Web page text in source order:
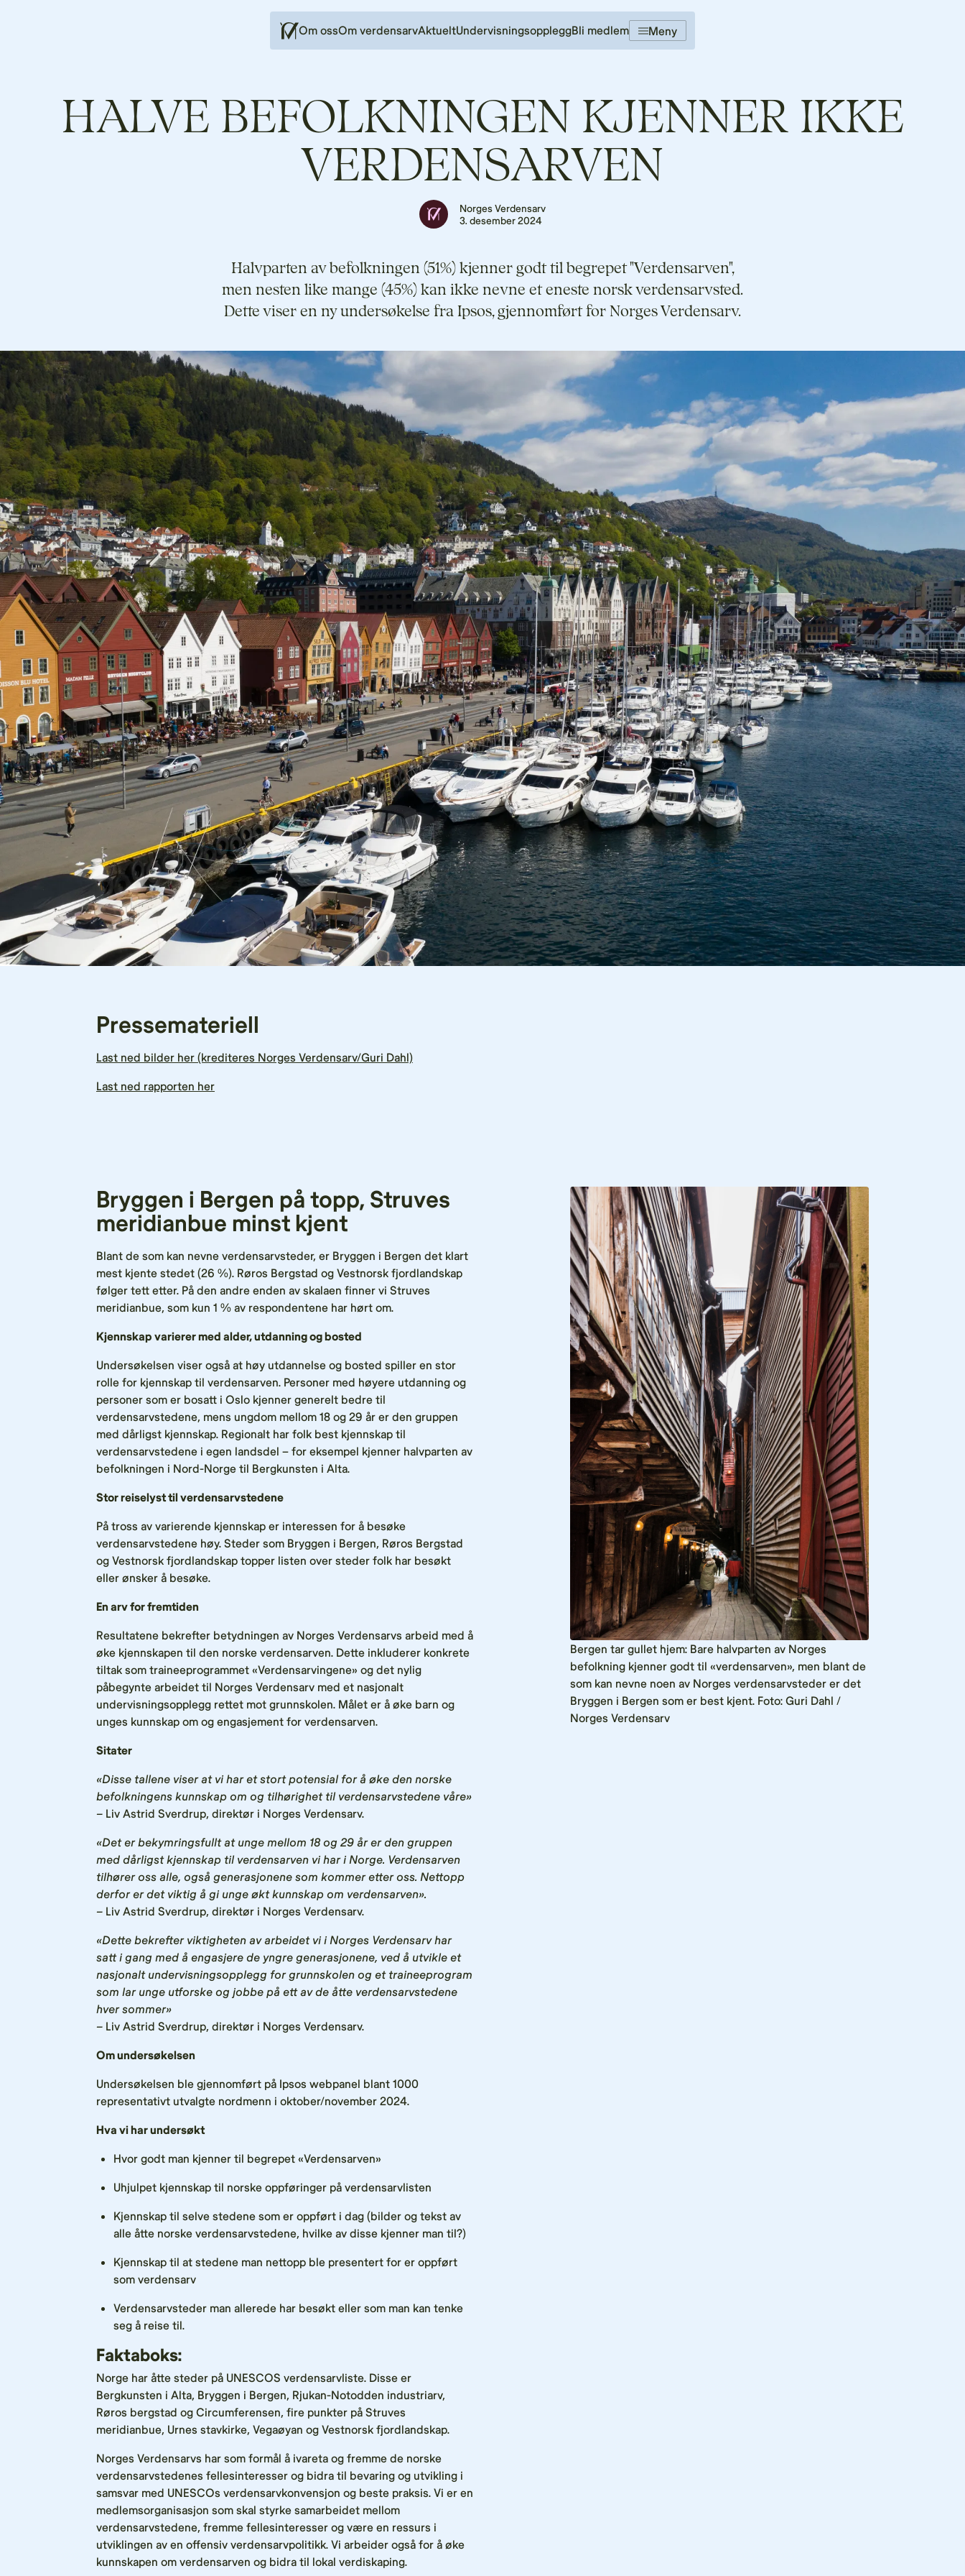
Om ossOm verdensarvAktueltUndervisningsoppleggBli medlem Meny
HALVE BEFOLKNINGEN KJENNER IKKE
VERDENSARVEN
Norges Verdensarv
3. desember 2024
Halvparten av befolkningen (51%) kjenner godt til begrepet "Verdensarven",
men nesten like mange (45%) kan ikke nevne et eneste norsk verdensarvsted.
Dette viser en ny undersøkelse fra Ipsos, gjennomført for Norges Verdensarv.
Pressemateriell
Last ned bilder her (krediteres Norges Verdensarv/Guri Dahl)
Last ned rapporten her
Bryggen i Bergen på topp, Struves
meridianbue minst kjent
Blant de som kan nevne verdensarvsteder, er Bryggen i Bergen det klart
mest kjente stedet (26 %). Røros Bergstad og Vestnorsk fjordlandskap
følger tett etter. På den andre enden av skalaen finner vi Struves
meridianbue, som kun 1 % av respondentene har hørt om.
Kjennskap varierer med alder, utdanning og bosted
Undersøkelsen viser også at høy utdannelse og bosted spiller en stor
rolle for kjennskap til verdensarven. Personer med høyere utdanning og
personer som er bosatt i Oslo kjenner generelt bedre til
verdensarvstedene, mens ungdom mellom 18 og 29 år er den gruppen
med dårligst kjennskap. Regionalt har folk best kjennskap til
verdensarvstedene i egen landsdel – for eksempel kjenner halvparten av
befolkningen i Nord-Norge til Bergkunsten i Alta.
Stor reiselyst til verdensarvstedene
På tross av varierende kjennskap er interessen for å besøke
verdensarvstedene høy. Steder som Bryggen i Bergen, Røros Bergstad
og Vestnorsk fjordlandskap topper listen over steder folk har besøkt
eller ønsker å besøke.
En arv for fremtiden
Resultatene bekrefter betydningen av Norges Verdensarvs arbeid med å
øke kjennskapen til den norske verdensarven. Dette inkluderer konkrete
tiltak som traineeprogrammet «Verdensarvingene» og det nylig
påbegynte arbeidet til Norges Verdensarv med et nasjonalt
undervisningsopplegg rettet mot grunnskolen. Målet er å øke barn og
unges kunnskap om og engasjement for verdensarven.
Sitater
«Disse tallene viser at vi har et stort potensial for å øke den norske
befolkningens kunnskap om og tilhørighet til verdensarvstedene våre»
– Liv Astrid Sverdrup, direktør i Norges Verdensarv.
«Det er bekymringsfullt at unge mellom 18 og 29 år er den gruppen
med dårligst kjennskap til verdensarven vi har i Norge. Verdensarven
tilhører oss alle, også generasjonene som kommer etter oss. Nettopp
derfor er det viktig å gi unge økt kunnskap om verdensarven».
– Liv Astrid Sverdrup, direktør i Norges Verdensarv.
«Dette bekrefter viktigheten av arbeidet vi i Norges Verdensarv har
satt i gang med å engasjere de yngre generasjonene, ved å utvikle et
nasjonalt undervisningsopplegg for grunnskolen og et traineeprogram
som lar unge utforske og jobbe på ett av de åtte verdensarvstedene
hver sommer»
– Liv Astrid Sverdrup, direktør i Norges Verdensarv.
Om undersøkelsen
Undersøkelsen ble gjennomført på Ipsos webpanel blant 1000
representativt utvalgte nordmenn i oktober/november 2024.
Hva vi har undersøkt
Hvor godt man kjenner til begrepet «Verdensarven»
Uhjulpet kjennskap til norske oppføringer på verdensarvlisten
Kjennskap til selve stedene som er oppført i dag (bilder og tekst av
alle åtte norske verdensarvstedene, hvilke av disse kjenner man til?)
Kjennskap til at stedene man nettopp ble presentert for er oppført
som verdensarv
Verdensarvsteder man allerede har besøkt eller som man kan tenke
seg å reise til.
Faktaboks:
Norge har åtte steder på UNESCOS verdensarvliste. Disse er
Bergkunsten i Alta, Bryggen i Bergen, Rjukan-Notodden industriarv,
Røros bergstad og Circumferensen, fire punkter på Struves
meridianbue, Urnes stavkirke, Vegaøyan og Vestnorsk fjordlandskap.
Norges Verdensarvs har som formål å ivareta og fremme de norske
verdensarvstedenes fellesinteresser og bidra til bevaring og utvikling i
samsvar med UNESCOs verdensarvkonvensjon og beste praksis. Vi er en
medlemsorganisasjon som skal styrke samarbeidet mellom
verdensarvstedene, fremme fellesinteresser og være en ressurs i
utviklingen av en offensiv verdensarvpolitikk. Vi arbeider også for å øke
kunnskapen om verdensarven og bidra til lokal verdiskaping.
Bergen tar gullet hjem: Bare halvparten av Norges
befolkning kjenner godt til «verdensarven», men blant de
som kan nevne noen av Norges verdensarvsteder er det
Bryggen i Bergen som er best kjent. Foto: Guri Dahl /
Norges Verdensarv